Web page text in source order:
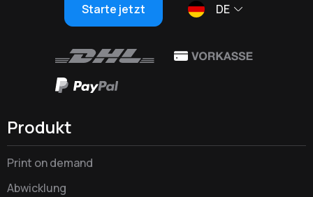
Starte jetzt DE
Produkt
Print on demand
Abwicklung